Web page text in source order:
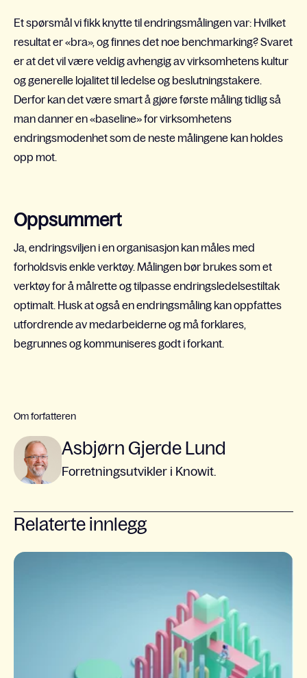
Et spørsmål vi fikk knytte til endringsmålingen var: Hvilket
resultat er «bra», og finnes det noe benchmarking? Svaret
er at det vil være veldig avhengig av virksomhetens kultur
og generelle lojalitet til ledelse og beslutningstakere.
Derfor kan det være smart å gjøre første måling tidlig så
man danner en «baseline» for virksomhetens
endringsmodenhet som de neste målingene kan holdes
opp mot.
Oppsummert
Ja, endringsviljen i en organisasjon kan måles med
forholdsvis enkle verktøy. Målingen bør brukes som et
verktøy for å målrette og tilpasse endringsledelsestiltak
optimalt. Husk at også en endringsmåling kan oppfattes
utfordrende av medarbeiderne og må forklares,
begrunnes og kommuniseres godt i forkant.
Om forfatteren
Asbjørn Gjerde Lund
Forretningsutvikler i Knowit.
Relaterte innlegg